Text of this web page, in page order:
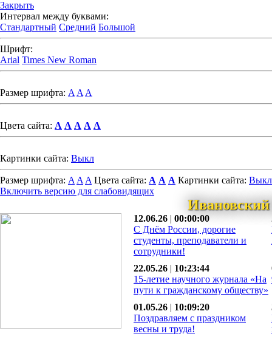
Закрыть
Интервал между буквами:
Стандартный Средний Большой
Шрифт:
Arial Times New Roman
Размер шрифта: A A A
Цвета сайта: A A A A A
Картинки сайта: Выкл
Размер шрифта: A A A Цвета сайта: A A A Картинки сайта: Выкл
Включить версию для слабовидящих
12.06.26 | 00:00:00
С Днём России, дорогие
студенты, преподаватели и
сотрудники!
22.05.26 | 10:23:44
15-летие научного журнала «На
пути к гражданскому обществу»
01.05.26 | 10:09:20
Поздравляем с праздником
весны и труда!